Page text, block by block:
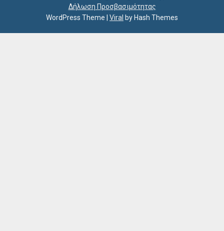
Δήλωση Προσβασιμότητας
WordPress Theme
Viral by Hash Themes